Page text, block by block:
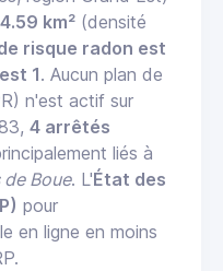
4.59 km² (densité
risque radon est
1. Aucun plan de
n'est actif sur
4 arrêtés
liés à
Boue. L'État des
pour
en ligne en moins